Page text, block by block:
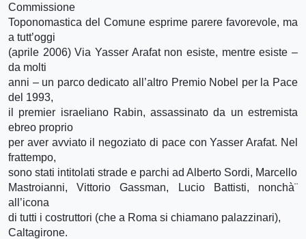
Commissione
Toponomastica del Comune esprime parere favorevole, ma
a tutt’oggi
(aprile 2006) Via Yasser Arafat non esiste, mentre esiste –
da molti
anni – un parco dedicato all’altro Premio Nobel per la Pace
del 1993,
il premier israeliano Rabin, assassinato da un estremista
ebreo proprio
per aver avviato il negoziato di pace con Yasser Arafat. Nel
frattempo,
sono stati intitolati strade e parchi ad Alberto Sordi, Marcello
Mastroianni, Vittorio Gassman, Lucio Battisti, nonchà¨
all’icona
di tutti i costruttori (che a Roma si chiamano palazzinari),
Caltagirone.